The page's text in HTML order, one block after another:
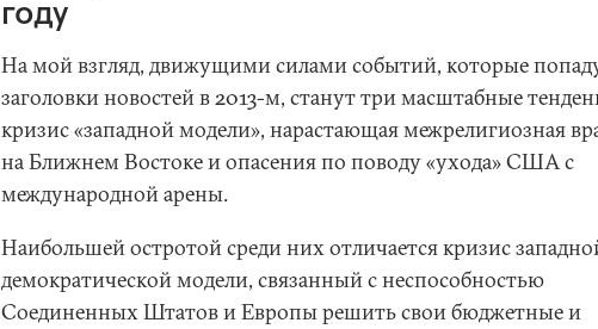
году
На мой взгляд, движущими силами событий, которые
заголовки новостей в 2013-м, станут три масштабные
кризис «западной модели», нарастающая межрелигиозная
на Ближнем Востоке и опасения по поводу «ухода» США с
международной арены.
Наибольшей остротой среди них отличается кризис
демократической модели, связанный с неспособностью
Соединенных Штатов и Европы решить свои бюджетные и